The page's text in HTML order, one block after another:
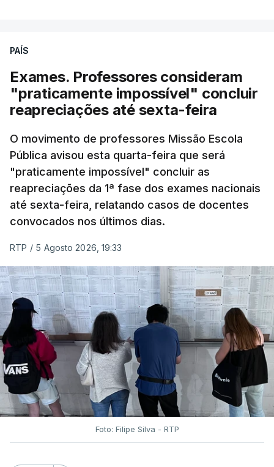
PAÍS
Exames. Professores consideram
"praticamente impossível" concluir
reapreciações até sexta-feira
O movimento de professores Missão Escola
Pública avisou esta quarta-feira que será
"praticamente impossível" concluir as
reapreciações da 1ª fase dos exames nacionais
até sexta-feira, relatando casos de docentes
convocados nos últimos dias.
RTP / 5 Agosto 2026, 19:33
Foto: Filipe Silva - RTP